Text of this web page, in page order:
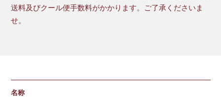
送料及びクール便手数料がかかります。ご了承くださいま
せ。
名称